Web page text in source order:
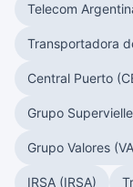
Telecom
Transportadora
Central Puerto
Grupo
Grupo Valores
IRSA (IRSA)